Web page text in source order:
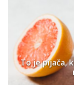
To je pijača,